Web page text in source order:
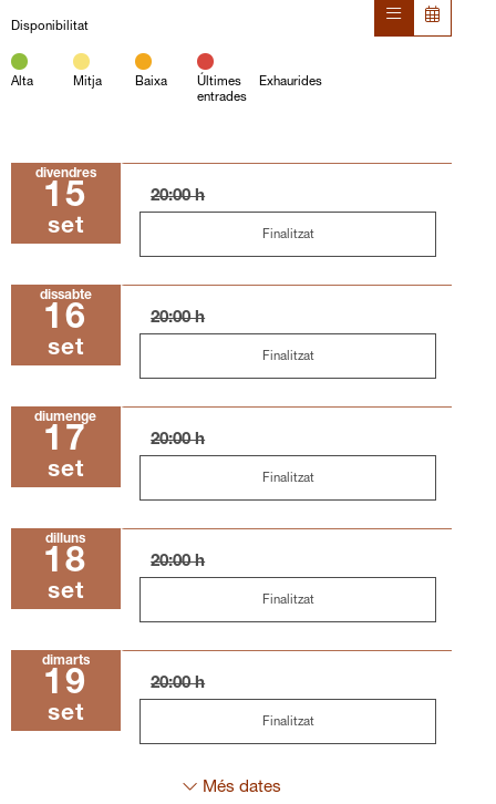
Disponibilitat
Alta Mitja Baixa
Últimes
entrades
Exhaurides
divendres
15
set
20:00 h
Finalitzat
dissabte
16
set
20:00 h
Finalitzat
diumenge
17
set
20:00 h
Finalitzat
dilluns
18
set
20:00 h
Finalitzat
dimarts
19
set
20:00 h
Finalitzat
Més dates